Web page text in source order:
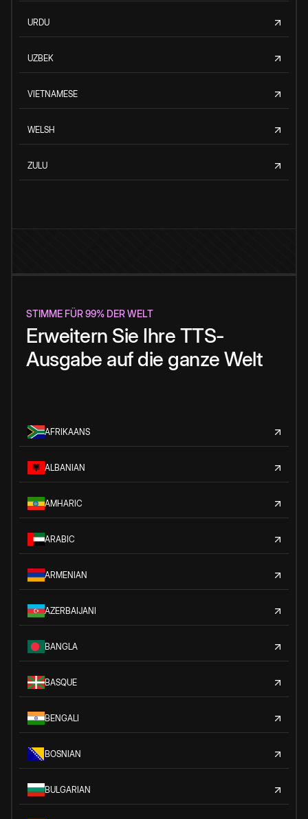
URDU
UZBEK
VIETNAMESE
WELSH
ZULU
STIMME FÜR 99% DER WELT
Erweitern Sie Ihre TTS-
Ausgabe auf die ganze Welt
AFRIKAANS
ALBANIAN
AMHARIC
ARABIC
ARMENIAN
AZERBAIJANI
BANGLA
BASQUE
BENGALI
BOSNIAN
BULGARIAN